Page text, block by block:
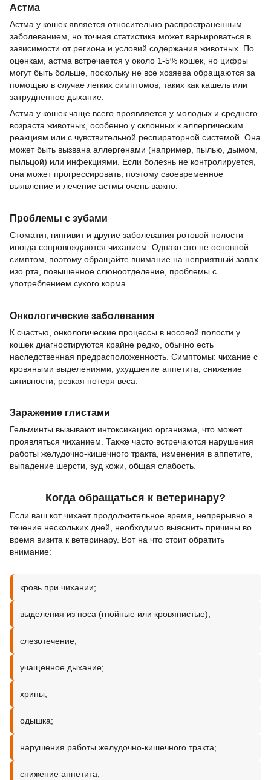
Астма
Астма у кошек является относительно распространенным
заболеванием, но точная статистика может варьироваться в
зависимости от региона и условий содержания животных. По
оценкам, астма встречается у около 1-5% кошек, но цифры
могут быть больше, поскольку не все хозяева обращаются за
помощью в случае легких симптомов, таких как кашель или
затрудненное дыхание.
Астма у кошек чаще всего проявляется у молодых и среднего
возраста животных, особенно у склонных к аллергическим
реакциям или с чувствительной респираторной системой. Она
может быть вызвана аллергенами (например, пылью, дымом,
пыльцой) или инфекциями. Если болезнь не контролируется,
она может прогрессировать, поэтому своевременное
выявление и лечение астмы очень важно.
Проблемы с зубами
Стоматит, гингивит и другие заболевания ротовой полости
иногда сопровождаются чиханием. Однако это не основной
симптом, поэтому обращайте внимание на неприятный запах
изо рта, повышенное слюноотделение, проблемы с
употреблением сухого корма.
Онкологические заболевания
К счастью, онкологические процессы в носовой полости у
кошек диагностируются крайне редко, обычно есть
наследственная предрасположенность. Симптомы: чихание с
кровяными выделениями, ухудшение аппетита, снижение
активности, резкая потеря веса.
Заражение глистами
Гельминты вызывают интоксикацию организма, что может
проявляться чиханием. Также часто встречаются нарушения
работы желудочно-кишечного тракта, изменения в аппетите,
выпадение шерсти, зуд кожи, общая слабость.
Когда обращаться к ветеринару?
Если ваш кот чихает продолжительное время, непрерывно в
течение нескольких дней, необходимо выяснить причины во
время визита к ветеринару. Вот на что стоит обратить
внимание:
кровь при чихании;
выделения из носа (гнойные или кровянистые);
слезотечение;
учащенное дыхание;
хрипы;
одышка;
нарушения работы желудочно-кишечного тракта;
снижение аппетита;